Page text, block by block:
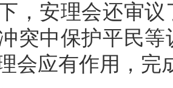
，安理会还审
突中保护平民
会应有作用，完